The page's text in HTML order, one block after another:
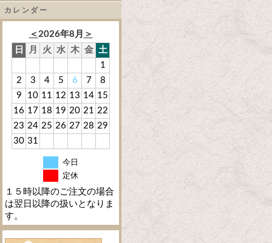
カレンダー
＜ 2026年8月 ＞
日
月 火 水 木 金 土
1
2
3 4 5 6 7
8
9
10 11 12 13 14 15
16 17 18 19 20 21 22
23 24 25 26 27 28 29
30 31
今日
定休
１５時以降のご注文の場合
は翌日以降の扱いとなりま
す。